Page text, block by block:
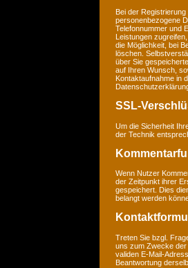
Bei der
personenbezogene
Telefonnummer und
Leistungen
die Möglichkeit, bei
löschen.
über Sie
auf Ihren Wunsch,
Kontaktaufnahme in
SSL-
Um die Sicherheit
der Technik
Wenn Nutzer
der Zeitpunkt ihrer
gespeichert. Dies
belangt werden
Treten Sie bzgl.
uns zum Zwecke der
validen E-Mail-
Beantwortung